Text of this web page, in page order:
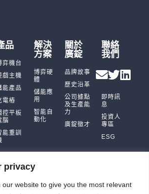
privacy
our website to give you the most relevant
品
弈機台
戲主機
能產品
電樁
控平板
腦
能重訓
解決
方案
博弈硬
體
儲能應
用
智能自
動化
關於
廣錠
品牌故事
歷史沿革
公司據點
及生產能
力
廣錠徵才
聯絡
我們
即時訊
息
投資人
專區
ESG
版權所有2026 © All rights reserved.